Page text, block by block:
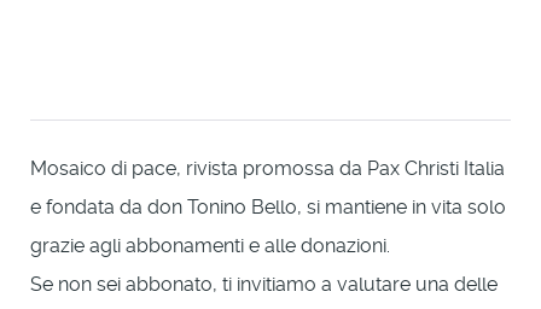
Mosaico di pace, rivista promossa da Pax Christi Italia
e fondata da don Tonino Bello, si mantiene in vita solo
grazie agli abbonamenti e alle donazioni.
Se non sei abbonato, ti invitiamo a valutare una delle